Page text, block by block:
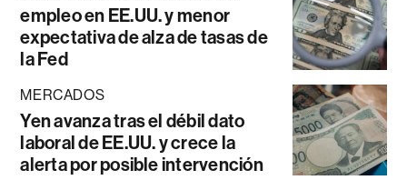
empleo en EE.UU. y menor
expectativa de alza de tasas de
la Fed
MERCADOS
Yen avanza tras el débil dato
laboral de EE.UU. y crece la
alerta por posible intervención